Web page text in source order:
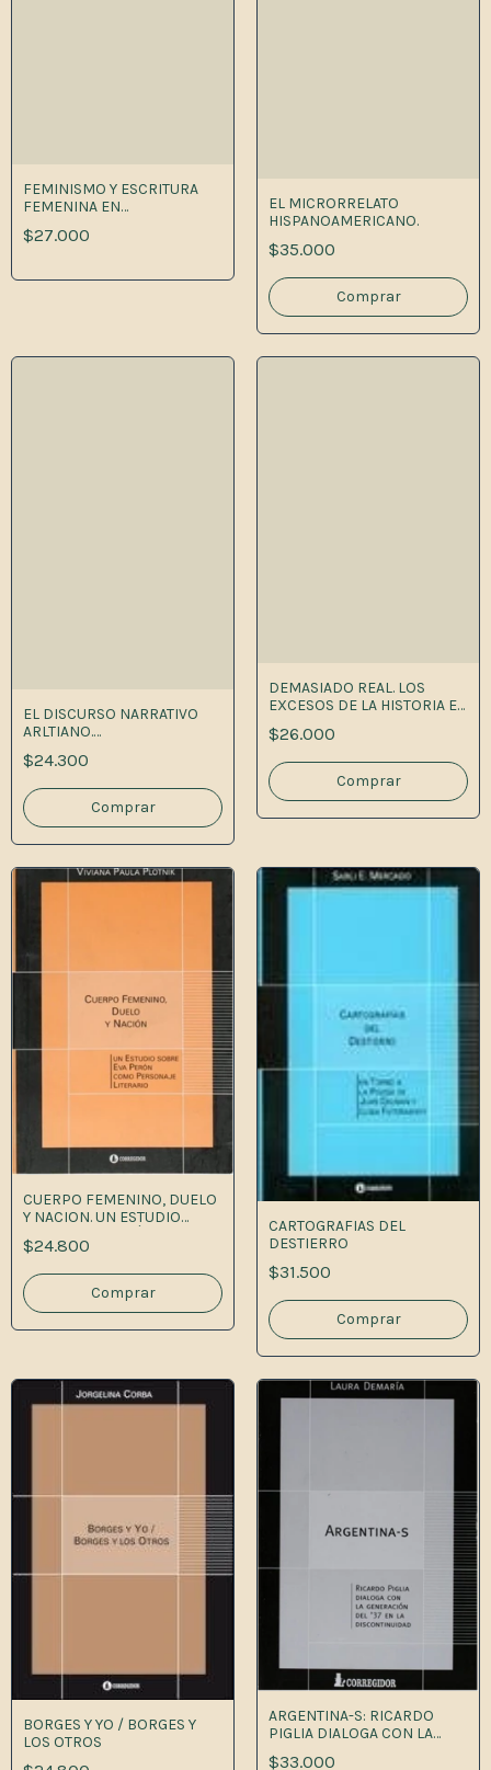
FEMINISMO Y ESCRITURA
FEMENINA EN
LATINOAMERICA 1A.ED
$27.000
EL MICRORRELATO
HISPANOAMERICANO.
$35.000
EL DISCURSO NARRATIVO
ARLTIANO.
INTERTEXTUALIDAD,
GROTESCO Y UTOPÍA
$24.300
DEMASIADO REAL. LOS
EXCESOS DE LA HISTORIA EN
LA E
$26.000
CUERPO FEMENINO, DUELO
Y NACION. UN ESTUDIO
SOBRE EVA PERÓN COMO
PERSONAJE LITEARIO.
$24.800
CARTOGRAFIAS DEL
DESTIERRO
$31.500
BORGES Y YO / BORGES Y
LOS OTROS
ARGENTINA-S: RICARDO
PIGLIA DIALOGA CON LA
GENERAC ION DEL 37
$33.000